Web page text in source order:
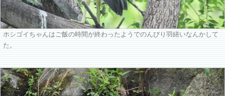
ホシゴイちゃんはご飯の時間が終わったようでのんびり羽繕いなんかして
た。